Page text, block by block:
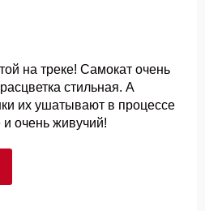
на треке! Самокат очень
стильная. А
их ушатывают в процессе
очень живучий!